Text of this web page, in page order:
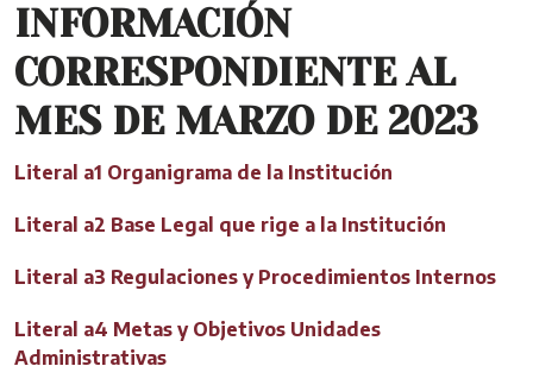
INFORMACIÓN
CORRESPONDIENTE AL
MES DE MARZO DE 2023
Literal a1 Organigrama de la Institución
Literal a2 Base Legal que rige a la Institución
Literal a3 Regulaciones y Procedimientos Internos
Literal a4 Metas y Objetivos Unidades
Administrativas